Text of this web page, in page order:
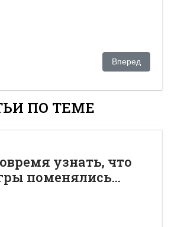
Алиев жалуется на плохие условия
Следующий:
Вперед
ПО ТЕМЕ
узнать, что
поменялись...